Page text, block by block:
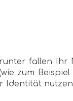
fallen Ihr
zum
Identität